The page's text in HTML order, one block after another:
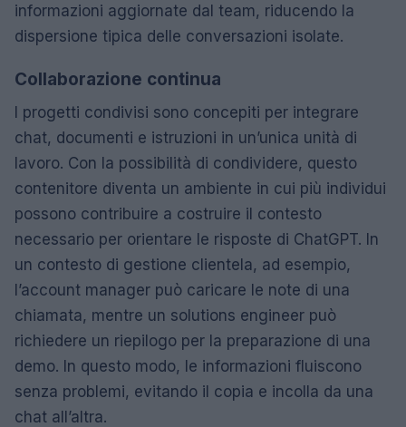
informazioni aggiornate dal team, riducendo la
dispersione tipica delle conversazioni isolate.
Collaborazione continua
I progetti condivisi sono concepiti per integrare
chat, documenti e istruzioni in un’unica unità di
lavoro. Con la possibilità di condividere, questo
contenitore diventa un ambiente in cui più individui
possono contribuire a costruire il contesto
necessario per orientare le risposte di ChatGPT. In
un contesto di gestione clientela, ad esempio,
l’account manager può caricare le note di una
chiamata, mentre un solutions engineer può
richiedere un riepilogo per la preparazione di una
demo. In questo modo, le informazioni fluiscono
senza problemi, evitando il copia e incolla da una
chat all’altra.